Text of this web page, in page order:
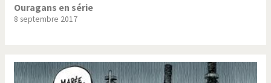
Ouragans en série
8 septembre 2017